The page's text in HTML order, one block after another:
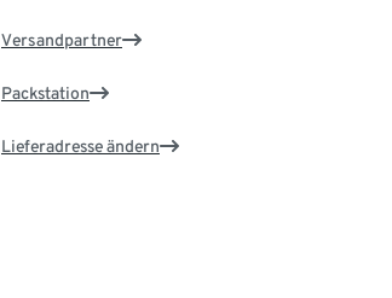
Versandpartner
Packstation
Lieferadresse ändern